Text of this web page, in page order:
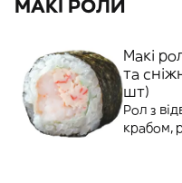
МАКІ РОЛИ
Макі
та
шт)
Рол з
крабом,